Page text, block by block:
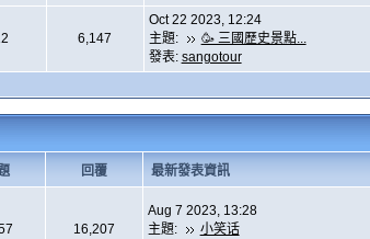
6,147
Oct 22 2023, 12:24
主題:
🥳 三國歷史景點...
發表: sangotour
回覆 最新發表資訊
16,207
Aug 7 2023, 13:28
主題:
小笑话